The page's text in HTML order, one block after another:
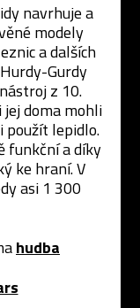
navrhuje a
modely
a dalších
Gurdy
z 10.
doma mohli
použít lepidlo.
funkční a díky
ke hraní. V
asi 1 300
hudba